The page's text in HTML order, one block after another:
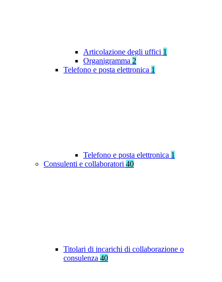
Articolazione degli uffici 1
Organigramma 2
Telefono e posta elettronica 1
Telefono e posta elettronica 1
Consulenti e collaboratori 40
Titolari di incarichi di collaborazione o
consulenza 40